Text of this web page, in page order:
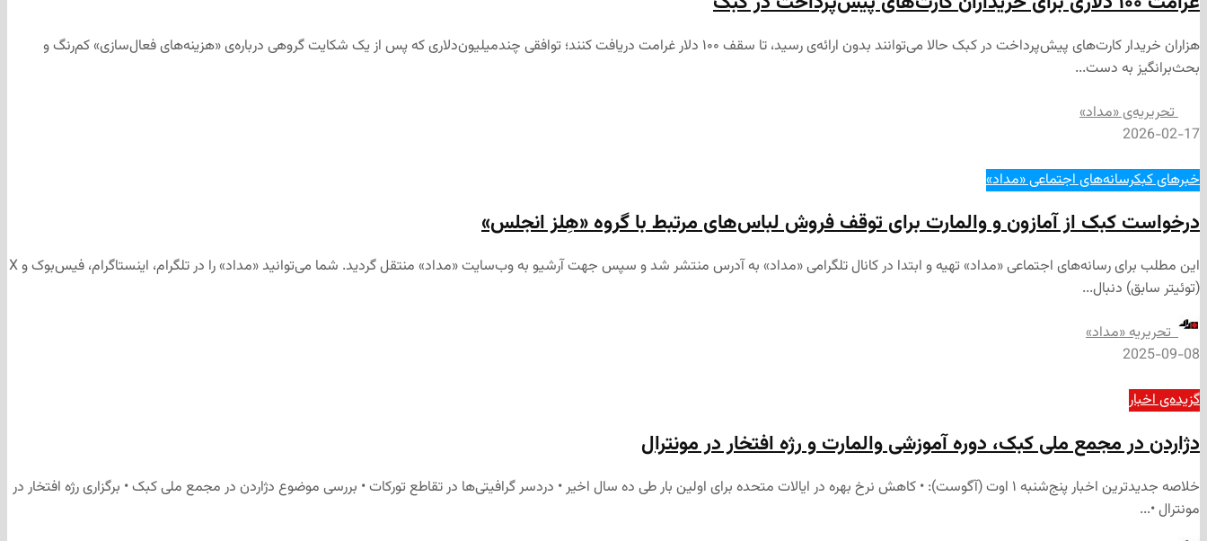
هزاران خریدار کارت‌های پیش‌پرداخت در کبک حالا می‌توانند بدون ارائه‌ی رسید، تا سقف ۱۰۰ دلار غرامت دریافت کنند؛ توافقی چندمیلیون‌دلاری که پس از یک شکایت گروهی درباره‌ی «هزینه‌های فعال‌سازی» کم‌رنگ و
بحث‌برانگیز به دست...
تحریریه‌ی «مداد»
2026-02-17
خبرهای کبکرسانه‌های اجتماعی «مداد»
درخواست کبک از آمازون و والمارت برای توقف فروش لباس‌های مرتبط با گروه «هِلز انجلس»
این مطلب برای رسانه‌های اجتماعی «مداد» تهیه و ابتدا در کانال تلگرامی «مداد» به آدرس منتشر شد و سپس جهت آرشیو به وب‌سایت «مداد» منتقل گردید. شما می‌توانید «مداد» را در تلگرام، اینستاگرام، فیس‌بوک و X
(توئیتر سابق) دنبال...
‌ تحریریه «مداد»
2025-09-08
گزیده‌ی‌ اخبار
دژاردن در مجمع ملی کبک، دوره آموزشی والمارت و رژه افتخار در مونترال
خلاصه جدیدترین اخبار پنج‌شنبه‌ ۱ اوت (آگوست): • کاهش نرخ بهره در ایالات متحده برای اولین بار طی ده سال اخیر • دردسر گرافیتی‌ها در تقاطع تورکات • بررسی موضوع دژاردن در مجمع ملی کبک • برگزاری رژه افتخار در
مونترال •...